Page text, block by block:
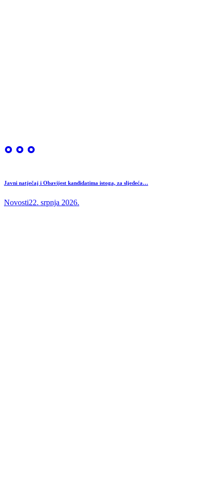
Javni natječaj i Obavijest kandidatima istoga, za sljedeća…
Novosti22. srpnja 2026.